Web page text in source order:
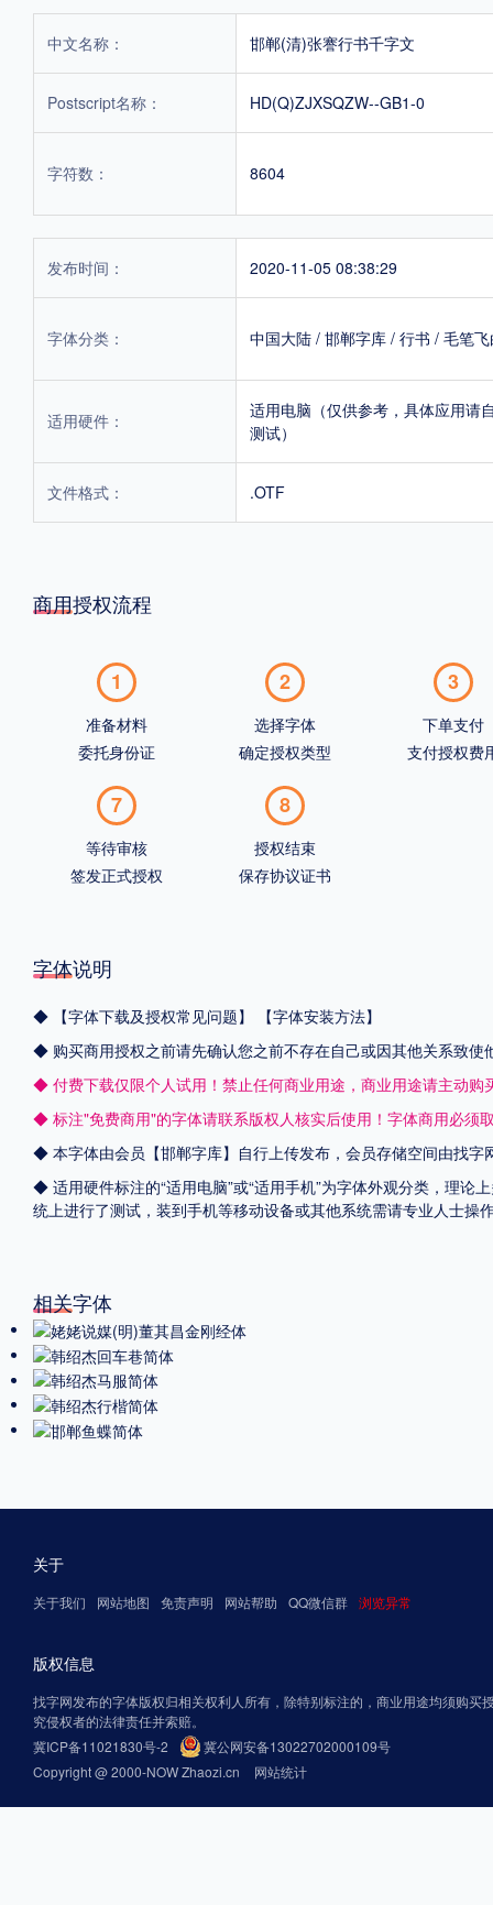
中文名称： 邯郸(清)张謇行书千字文
Postscript名称： HD(Q)ZJXSQZW--GB1-0
字符数： 8604
发布时间： 2020-11-05 08:38:29
字体分类： 中国大陆 / 邯郸字库 / 行书 / 毛笔
适用硬件：
适用电脑（仅供参考，具体应用请
测试）
文件格式： .OTF
商用授权流程
1
准备材料
委托身份证
2
选择字体
确定授权类型
3
下单支付
支付授权费
7
等待审核
签发正式授权
8
授权结束
保存协议证书
字体说明
◆ 【字体下载及授权常见问题】
【字体安装方法】
◆ 购买商用授权之前请先确认您之前不存在自己或因其他关系致使
◆ 付费下载仅限个人试用！禁止任何商业用途，商业用途请主动购
◆ 标注"免费商用"的字体请联系版权人核实后使用！字体商用必须
◆ 本字体由会员【邯郸字库】自行上传发布，会员存储空间由找
◆ 适用硬件标注的“适用电脑”或“适用手机”为字体外观分类，理论
统上进行了测试，装到手机等移动设备或其他系统需请专业人士
相关字体
关于
关于我们 网站地图 免责声明 网站帮助 QQ微信群 浏览异常
版权信息
找字网发布的字体版权归相关权利人所有，除特别标注的，商业用途均须购买
究侵权者的法律责任并索赔。
冀ICP备11021830号-2
冀公网安备13022702000109号
Copyright @ 2000-NOW Zhaozi.cn
网站统计